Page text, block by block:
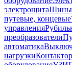
электрощитаШины
путевые, концевые
управления
преобразователи
автоматика
нагрузки